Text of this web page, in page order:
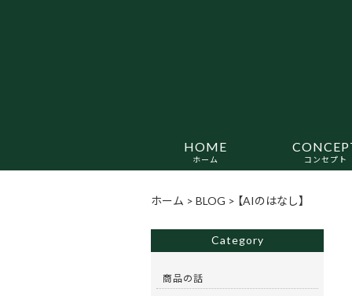
HOME
ホーム コンセプト
ホーム > BLOG > 【AIのはなし】
Category
商品の話